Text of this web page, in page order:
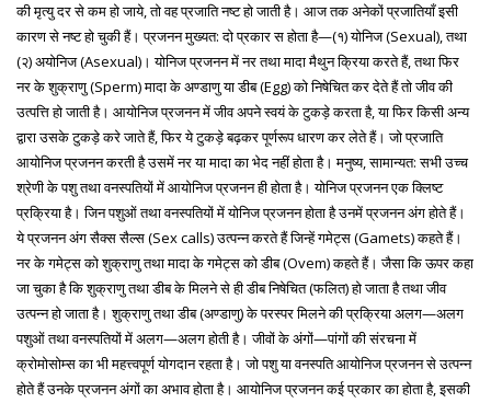
की मृत्यु दर से कम हो जाये, तो वह प्रजाति नष्ट हो जाती है। आज तक अनेकों प्रजातियाँ इसी
कारण से नष्ट हो चुकी हैं। प्रजनन मुख्यत: दो प्रकार स होता है—(१) योनिज (Sexual), तथा
(२) अयोनिज (Asexual)। योनिज प्रजनन में नर तथा मादा मैथुन क्रिया करते हैं, तथा फिर
नर के शुक्राणु (Sperm) मादा के अण्डाणु या डीब (Egg) को निषेचित कर देते हैं तो जीव की
उत्पत्ति हो जाती है। आयोनिज प्रजनन में जीव अपने स्वयं के टुकड़े करता है, या फिर किसी अन्य
द्वारा उसके टुकड़े करे जाते हैं, फिर ये टुकड़े बढ़कर पूर्णरूप धारण कर लेते हैं। जो प्रजाति
आयोनिज प्रजनन करती है उसमें नर या मादा का भेद नहीं होता है। मनुष्य, सामान्यत: सभी उच्च
श्रेणी के पशु तथा वनस्पतियों में आयोनिज प्रजनन ही होता है। योनिज प्रजनन एक क्लिष्ट
प्रक्रिया है। जिन पशुओं तथा वनस्पतियों में योनिज प्रजनन होता है उनमें प्रजनन अंग होते हैं।
ये प्रजनन अंग सैक्स सैल्स (Sex calls) उत्पन्न करते हैं जिन्हें गमेट्स (Gamets) कहते हैं।
नर के गमेट्स को शुक्राणु तथा मादा के गमेट्स को डीब (Ovem) कहते हैं। जैसा कि ऊपर कहा
जा चुका है कि शुक्राणु तथा डीब के मिलने से ही डीब निषेचित (फलित) हो जाता है तथा जीव
उत्पन्न हो जाता है। शुक्राणु तथा डीब (अण्डाणु) के परस्पर मिलने की प्रक्रिया अलग—अलग
पशुओं तथा वनस्पतियों में अलग—अलग होती है। जीवों के अंगों—पांगों की संरचना में
क्रोमोसोम्स का भी महत्त्वपूर्ण योगदान रहता है। जो पशु या वनस्पति आयोनिज प्रजनन से उत्पन्न
होते हैं उनके प्रजनन अंगों का अभाव होता है। आयोनिज प्रजनन कई प्रकार का होता है, इसकी